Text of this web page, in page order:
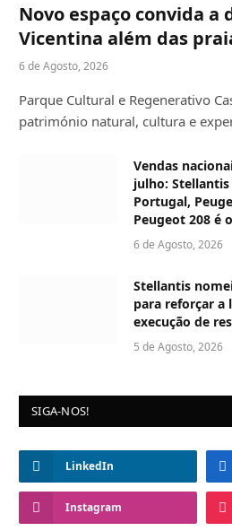
Novo espaço convida a
Vicentina além das
6 de Agosto, 2026
Parque Cultural e Regenerativo
património natural, cultura e
Vendas
julho:
Portugal,
Peugeot 208 é
6 de Agosto, 2026
Stellantis
para reforçar a
execução de
5 de Agosto, 2026
SIGA-NOS!
LinkedIn
Instagram